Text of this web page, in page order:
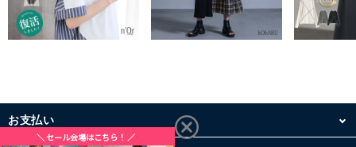
お支払い